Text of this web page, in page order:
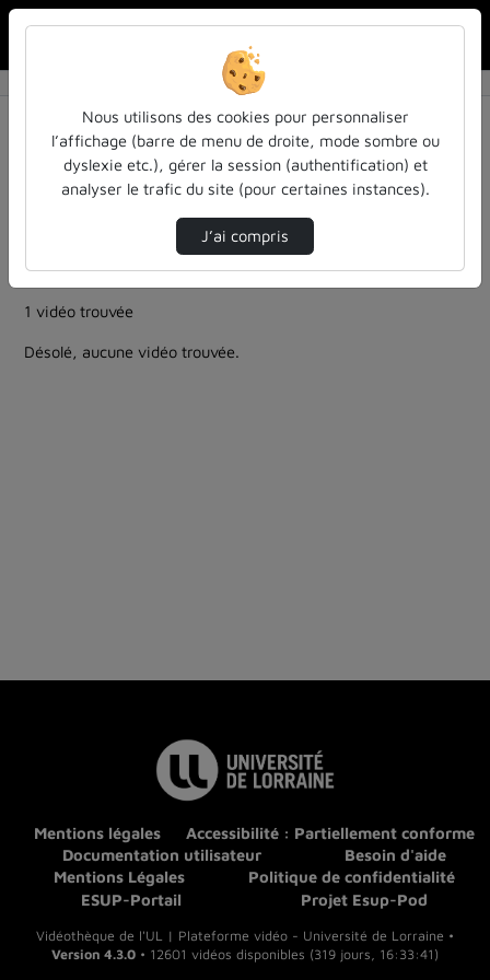
Résultats de la recherche
Filtres actifs (cliquer pour en retirer) :
education
entendu-des-confs-a-ecouter
Allemand
ia-lintelligence-artificielle-approches-et-usages-a-
inspe-de-lorraine
entendu-des-confs-a-ecouter
1 vidéo trouvée
Désolé, aucune vidéo trouvée.
Mentions légales
Accessibilité : Partiellement conforme
Documentation utilisateur
Besoin d'aide
Mentions Légales
Politique de confidentialité
ESUP-Portail
Projet Esup-Pod
Vidéothèque de l'UL | Plateforme vidéo - Université de Lorraine •
Version 4.3.0 • 12601 vidéos disponibles (319 jours, 16:33:41)
Nous utilisons des cookies pour personnaliser
l’affichage (barre de menu de droite, mode sombre ou
dyslexie etc.), gérer la session (authentification) et
analyser le trafic du site (pour certaines instances).
J’ai compris